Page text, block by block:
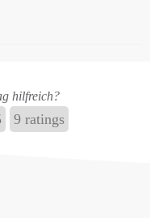
hilfreich?
9ratings